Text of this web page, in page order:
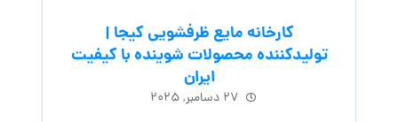
کارخانه مایع ظرفشویی کیجا |
تولیدکننده محصولات شوینده با کیفیت
ایران
۲۷ دسامبر, ۲۰۲۵